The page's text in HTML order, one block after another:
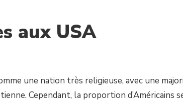
aux USA
une nation très religieuse, avec une
Cependant, la proportion d’Américains